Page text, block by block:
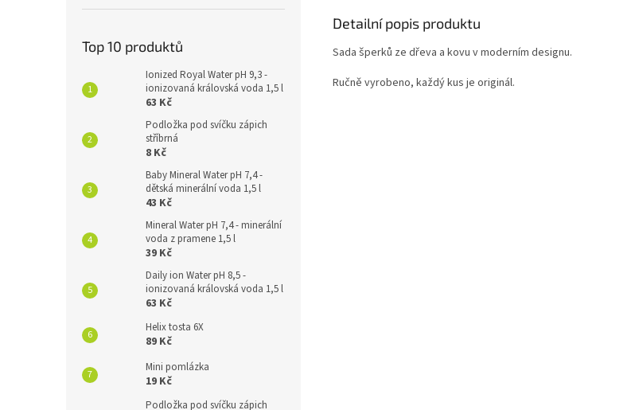
Top 10 produktů
Ionized Royal Water pH 9,3 -
ionizovaná královská voda 1,5 l
63 Kč
Podložka pod svíčku zápich
stříbrná
8 Kč
Baby Mineral Water pH 7,4 -
dětská minerální voda 1,5 l
43 Kč
Mineral Water pH 7,4 - minerální
voda z pramene 1,5 l
39 Kč
Daily ion Water pH 8,5 -
ionizovaná královská voda 1,5 l
63 Kč
Helix tosta 6X
89 Kč
Mini pomlázka
19 Kč
Podložka pod svíčku zápich
Detailní popis produktu
Sada šperků ze dřeva a kovu v moderním designu.
Ručně vyrobeno, každý kus je originál.